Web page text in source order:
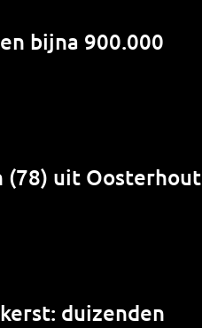
bijna 900.000
(78) uit Oosterhout
duizenden